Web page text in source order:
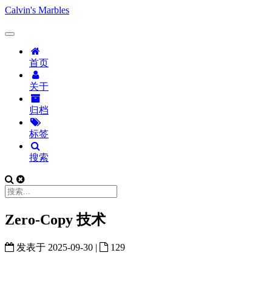
Calvin's Marbles
首页
关于
归档
标签
搜索
Zero-Copy 技术
发表于 2025-09-30 | 129